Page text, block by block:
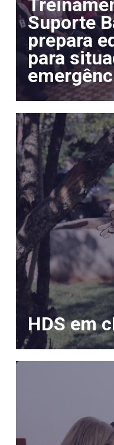
Suporte
prepara
para
HDS em